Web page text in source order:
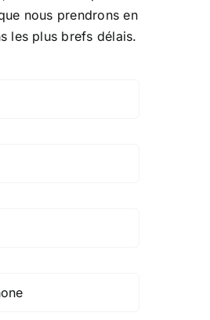
nous prendrons en
les plus brefs délais.